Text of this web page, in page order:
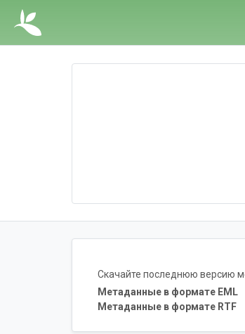
Скачайте последнюю версию
Метаданные в формате EML
Метаданные в формате RTF